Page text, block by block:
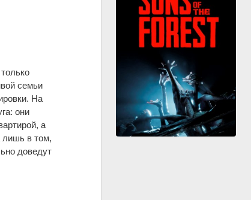
семьи
На
они
а
лишь в том,
доведут